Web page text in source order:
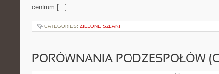
centrum […]
CATEGORIES: ZIELONE SZLAKI
PORÓWNANIA PODZESPOŁÓW